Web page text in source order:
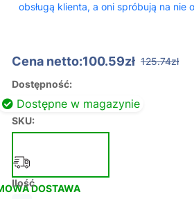
obsługą klienta, a oni spróbują na nie
Cena netto:100.59zł 125.74zł
Dostępność:
Dostępne w magazynie
SKU:
DOSTAWA
Ilość